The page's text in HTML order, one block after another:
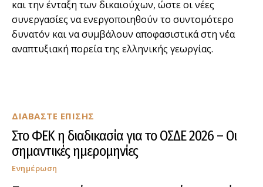
ΔΙΑΒΑΣΤΕ ΕΠΙΣΗΣ
Στο ΦΕΚ η διαδικασία για το ΟΣΔΕ 2026 – Οι
σημαντικές ημερομηνίες
Ενημέρωση
και την ένταξη των δικαιούχων, ώστε οι νέες
συνεργασίες να ενεργοποιηθούν το συντομότερο
δυνατόν και να συμβάλουν αποφασιστικά στη νέα
αναπτυξιακή πορεία της ελληνικής γεωργίας.